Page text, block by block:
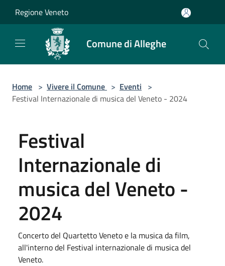
Regione Veneto
Comune di Alleghe
Home > Vivere il Comune > Eventi >
Festival Internazionale di musica del Veneto - 2024
Festival
Internazionale di
musica del Veneto -
2024
Concerto del Quartetto Veneto e la musica da film,
all'interno del Festival internazionale di musica del
Veneto.